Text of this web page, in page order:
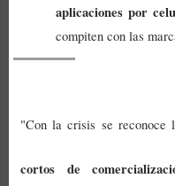
aplicaciones por
compiten con las
"Con la crisis se reconoce
cortos de